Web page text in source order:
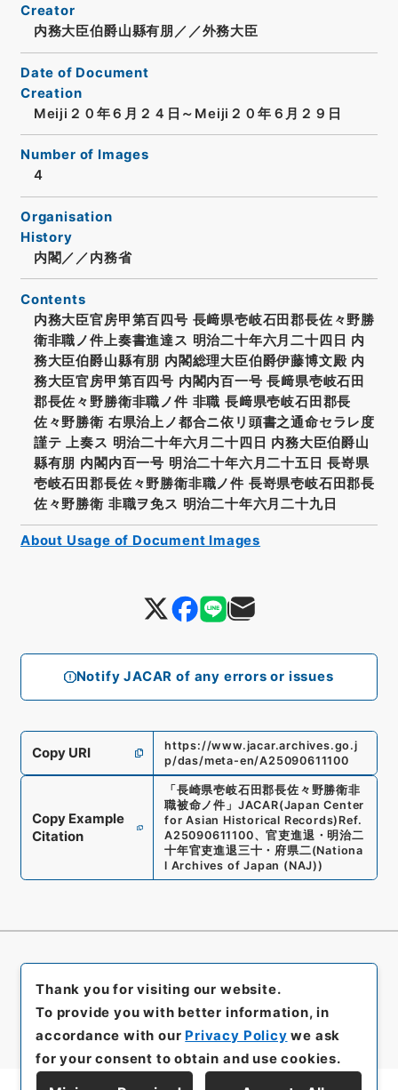
Notify JACAR of any errors or issues
Creator
内務大臣伯爵山縣有朋／／外務大臣
Date of Document
Creation
Meiji２０年６月２４日～Meiji２０年６月２９日
Number of Images
4
Organisation
History
内閣／／内務省
Contents
内務大臣官房甲第百四号 長﨑県壱岐石田郡長佐々野勝
衛非職ノ件上奏書進達ス 明治二十年六月二十四日 内
務大臣伯爵山縣有朋 内閣総理大臣伯爵伊藤博文殿 内
務大臣官房甲第百四号 内閣内百一号 長﨑県壱岐石田
郡長佐々野勝衛非職ノ件 非職 長﨑県壱岐石田郡長
佐々野勝衛 右県治上ノ都合ニ依リ頭書之通命セラレ度
謹テ 上奏ス 明治二十年六月二十四日 内務大臣伯爵山
縣有朋 内閣内百一号 明治二十年六月二十五日 長嵜県
壱岐石田郡長佐々野勝衛非職ノ件 長嵜県壱岐石田郡長
佐々野勝衛 非職ヲ免ス 明治二十年六月二十九日
Copy URI
https://www.jacar.archives.go.j
p/das/meta-en/A25090611100
Copy Example
Citation
「 長崎県壱岐石田郡長佐々野勝衛非
職被命ノ件 」 JACAR(Japan Center
for Asian Historical Records) Ref.
A25090611100、官吏進退・明治二
十年官吏進退三十・府県二(Nationa
l Archives of Japan (NAJ))
About Usage of Document Images
Thank you for visiting our website.
To provide you with better information, in
accordance with our Privacy Policy we ask
for your consent to obtain and use cookies.